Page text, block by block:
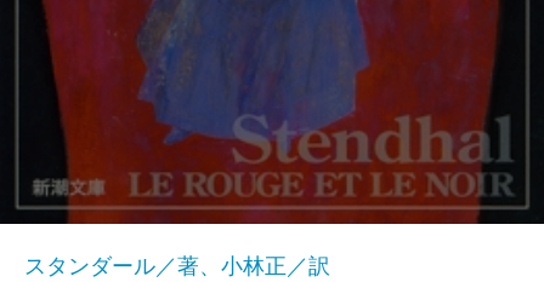
スタンダール／著、小林正／訳